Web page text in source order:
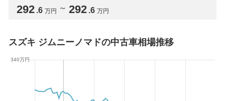
292 .6 万円 ～ 292 .6 万円
スズキ ジムニーノマドの中古車相場推移